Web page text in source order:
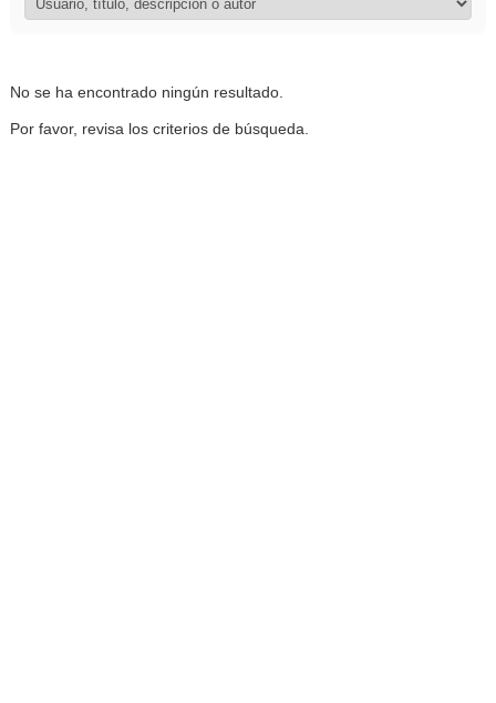
No se ha encontrado ningún resultado.
Por favor, revisa los criterios de búsqueda.